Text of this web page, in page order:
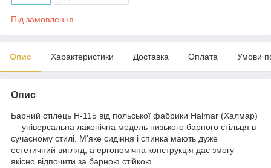
Під замовлення
Опис Характеристики Доставка Оплата Умови
Опис
Барний стілець H-115 від польської фабрики Halmar (Халмар)
— універсальна лаконічна модель низького барного стільця в
сучасному стилі. М'яке сидіння і спинка мають дуже
естетичний вигляд, а ергономічна конструкція дає змогу
якісно відпочити за барною стійкою.